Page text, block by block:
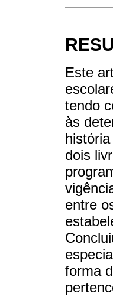
Este
tendo
às
dois
entre
forma